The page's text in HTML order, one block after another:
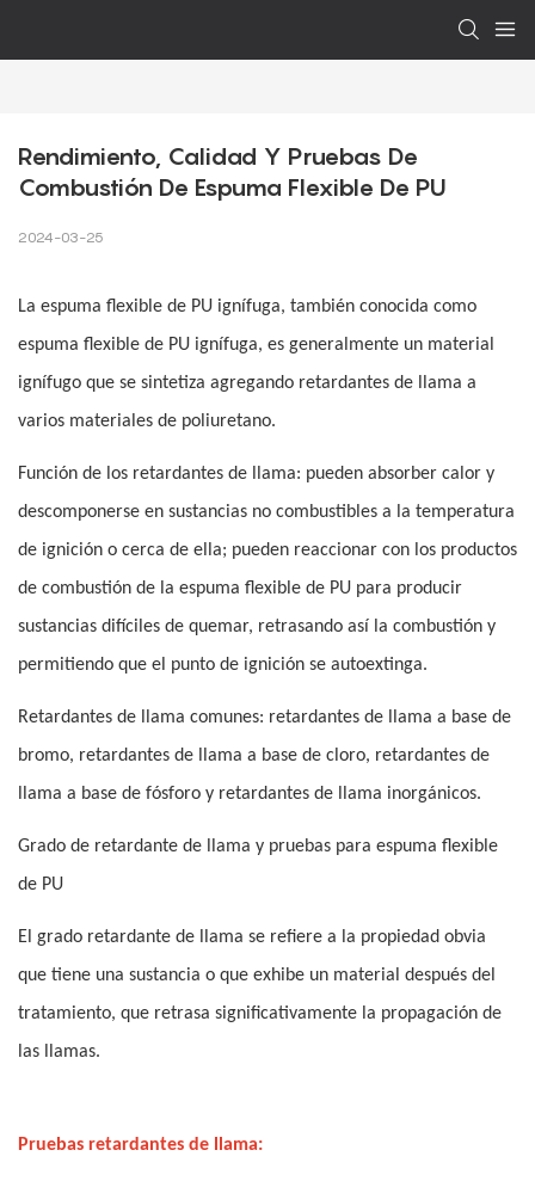
Rendimiento, Calidad Y Pruebas De
Combustión De Espuma Flexible De PU
2024-03-25
La espuma flexible de PU ignífuga, también conocida como
espuma flexible de PU ignífuga, es generalmente un material
ignífugo que se sintetiza agregando retardantes de llama a
varios materiales de poliuretano.
Función de los retardantes de llama: pueden absorber calor y
descomponerse en sustancias no combustibles a la temperatura
de ignición o cerca de ella; pueden reaccionar con los productos
de combustión de la espuma flexible de PU para producir
sustancias difíciles de quemar, retrasando así la combustión y
permitiendo que el punto de ignición se autoextinga.
Retardantes de llama comunes: retardantes de llama a base de
bromo, retardantes de llama a base de cloro, retardantes de
llama a base de fósforo y retardantes de llama inorgánicos.
Grado de retardante de llama y pruebas para espuma flexible
de PU
El grado retardante de llama se refiere a la propiedad obvia
que tiene una sustancia o que exhibe un material después del
tratamiento, que retrasa significativamente la propagación de
las llamas.
Pruebas retardantes de llama: